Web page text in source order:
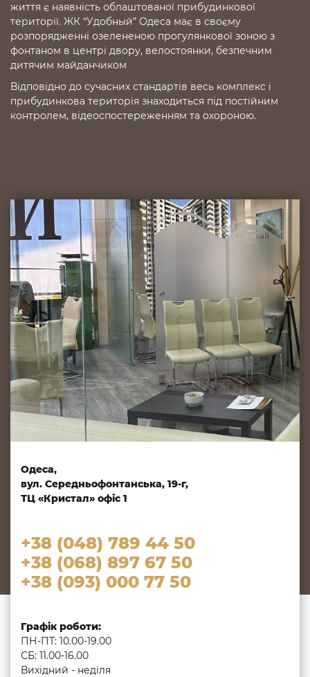
життя є наявність облаштованої прибудинкової
території. ЖК “Удобный” Одеса має в своєму
розпорядженні озелененою прогулянкової зоною з
фонтаном в центрі двору, велостоянки, безпечним
дитячим майданчиком
Відповідно до сучасних стандартів весь комплекс і
прибудинкова територія знаходиться під постійним
контролем, відеоспостереженням та охороною.
Одеса,
вул. Середньофонтанська, 19-г,
ТЦ «Кристал» офіс 1
+38 (048) 789 44 50
+38 (068) 897 67 50
+38 (093) 000 77 50
Графік роботи:
ПН-ПТ: 10.00-19.00
СБ: 11.00-16.00
Вихідний - неділя